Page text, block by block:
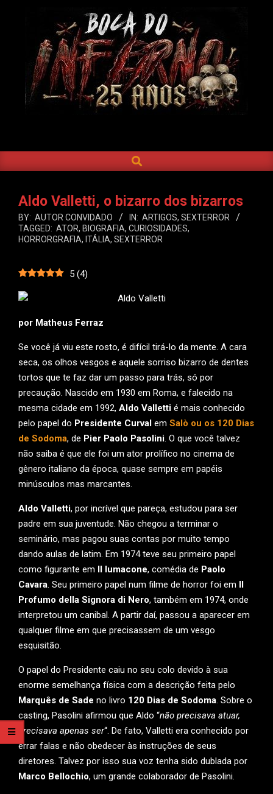
DO
INFERNO
Navigation
SEARCH
Aldo Valletti, o bizarro dos bizarros
BY: AUTOR CONVIDADO IN: ARTIGOS, SEXTERROR
TAGGED: ATOR, BIOGRAFIA, CURIOSIDADES,
HORRORGRAFIA, ITÁLIA, SEXTERROR
5 (4)
por Matheus Ferraz
Se você já viu este rosto, é difícil tirá-lo da mente. A cara
seca, os olhos vesgos e aquele sorriso bizarro de dentes
tortos que te faz dar um passo para trás, só por
precaução. Nascido em 1930 em Roma, e falecido na
mesma cidade em 1992, Aldo Valletti é mais conhecido
pelo papel do Presidente Curval em Salò ou os 120 Dias
de Sodoma, de Pier Paolo Pasolini. O que você talvez
não saiba é que ele foi um ator prolífico no cinema de
gênero italiano da época, quase sempre em papéis
minúsculos mas marcantes.
Aldo Valletti, por incrível que pareça, estudou para ser
padre em sua juventude. Não chegou a terminar o
seminário, mas pagou suas contas por muito tempo
dando aulas de latim. Em 1974 teve seu primeiro papel
como figurante em Il lumacone, comédia de Paolo
Cavara. Seu primeiro papel num filme de horror foi em Il
Profumo della Signora di Nero, também em 1974, onde
interpretou um canibal. A partir daí, passou a aparecer em
qualquer filme em que precisassem de um vesgo
esquisitão.
O papel do Presidente caiu no seu colo devido à sua
enorme semelhança física com a descrição feita pelo
Marquês de Sade no livro 120 Dias de Sodoma. Sobre o
casting, Pasolini afirmou que Aldo “não precisava atuar,
precisava apenas ser“. De fato, Valletti era conhecido por
errar falas e não obedecer às instruções de seus
diretores. Talvez por isso sua voz tenha sido dublada por
Marco Bellochio, um grande colaborador de Pasolini.